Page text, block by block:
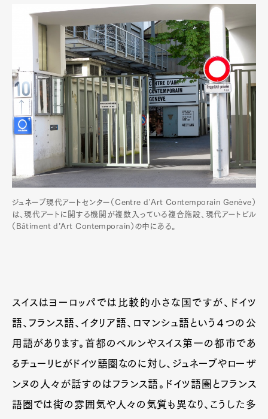
ジュネーブ現代アートセンター（Centre d'Art Contemporain Genève）
は、現代アートに関する機関が複数入っている複合施設、現代アートビル
（Bâtiment d’Art Contemporain）の中にある。
スイスはヨーロッパでは比較的小さな国ですが、ドイツ
語、フランス語、イタリア語、ロマンシュ語という４つの公
用語があります。首都のベルンやスイス第一の都市であ
るチューリヒがドイツ語圏なのに対し、ジュネーブやローザ
ンヌの人々が話すのはフランス語。ドイツ語圏とフランス
語圏では街の雰囲気や人々の気質も異なり、こうした多